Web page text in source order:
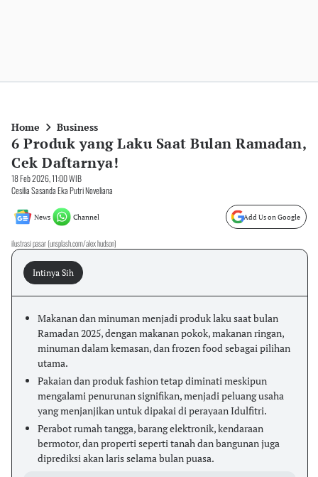
Home Business
6 Produk yang Laku Saat Bulan Ramadan,
Cek Daftarnya!
18 Feb 2026, 11:00 WIB
Cesilia Sasanda Eka Putri Noveliana
News Channel Add Us on Google
ilustrasi pasar (unsplash.com/alex hudson)
Intinya Sih
Makanan dan minuman menjadi produk laku saat bulan
Ramadan 2025, dengan makanan pokok, makanan ringan,
minuman dalam kemasan, dan frozen food sebagai pilihan
utama.
Pakaian dan produk fashion tetap diminati meskipun
mengalami penurunan signifikan, menjadi peluang usaha
yang menjanjikan untuk dipakai di perayaan Idulfitri.
Perabot rumah tangga, barang elektronik, kendaraan
bermotor, dan properti seperti tanah dan bangunan juga
diprediksi akan laris selama bulan puasa.